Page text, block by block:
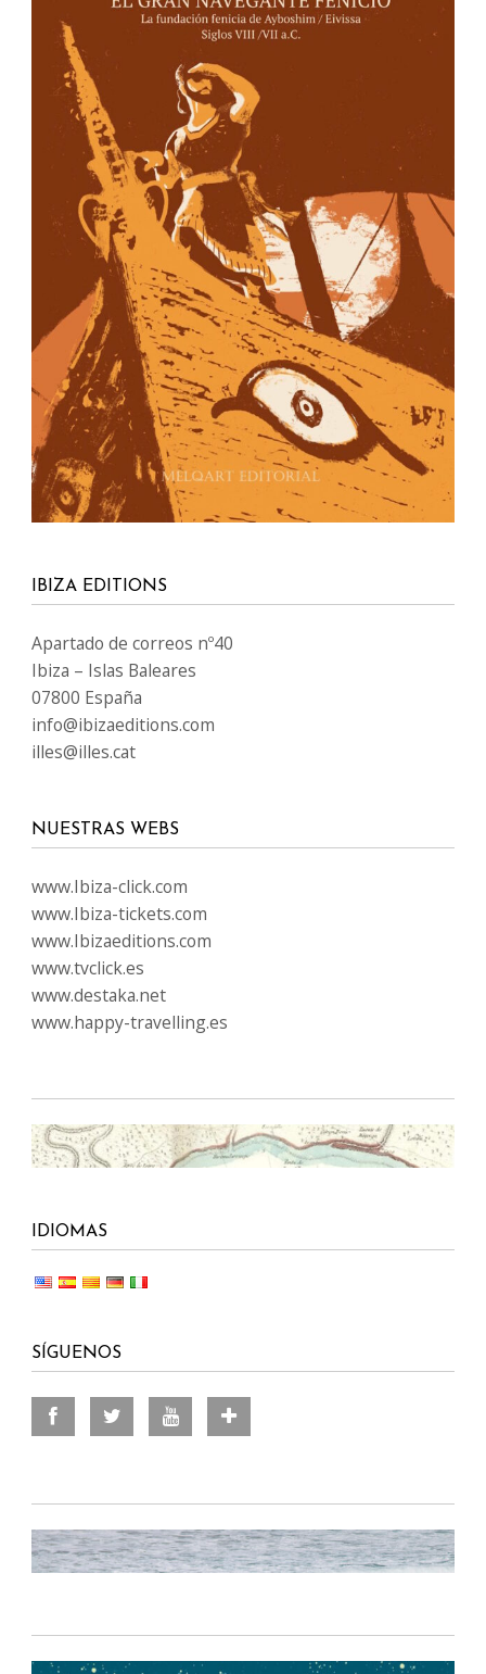
IBIZA EDITIONS
Apartado de correos nº40
Ibiza – Islas Baleares
07800 España
info@ibizaeditions.com
illes@illes.cat
NUESTRAS WEBS
www.Ibiza-click.com
www.Ibiza-tickets.com
www.Ibizaeditions.com
www.tvclick.es
www.destaka.net
www.happy-travelling.es
IDIOMAS
SÍGUENOS